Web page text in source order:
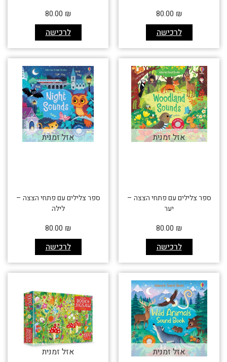
לרכישה
80.00 ₪
לרכישה
80.00 ₪
אזל זמנית
ספר צלילים עם פתחי הצצה –
יער
לרכישה
80.00 ₪
אזל זמנית
ספר צלילים עם פתחי הצצה –
לילה
לרכישה
80.00 ₪
אזל זמנית אזל זמנית